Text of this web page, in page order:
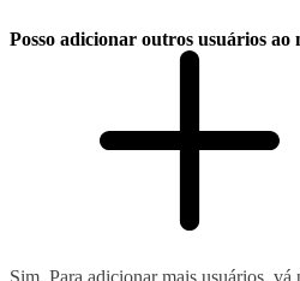
Posso adicionar outros usuários ao
Sim. Para adicionar mais usuários,